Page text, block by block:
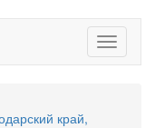
край,